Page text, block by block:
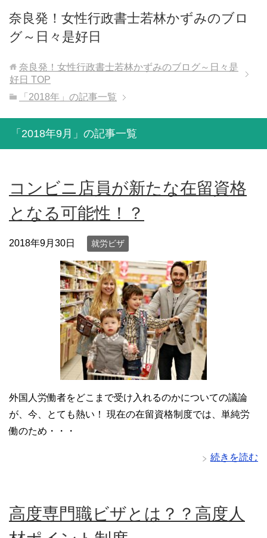
奈良発！女性行政書士若林かずみのブロ
グ～日々是好日
奈良発！女性行政書士若林かずみのブログ～日々是
好日 TOP
「2018年」の記事一覧
「2018年9月」の記事一覧
コンビニ店員が新たな在留資格
となる可能性！？
2018年9月30日 就労ビザ
外国人労働者をどこまで受け入れるのかについての議論
が、今、とても熱い！ 現在の在留資格制度では、単純労
働のため・・・
続きを読む
高度専門職ビザとは？？高度人